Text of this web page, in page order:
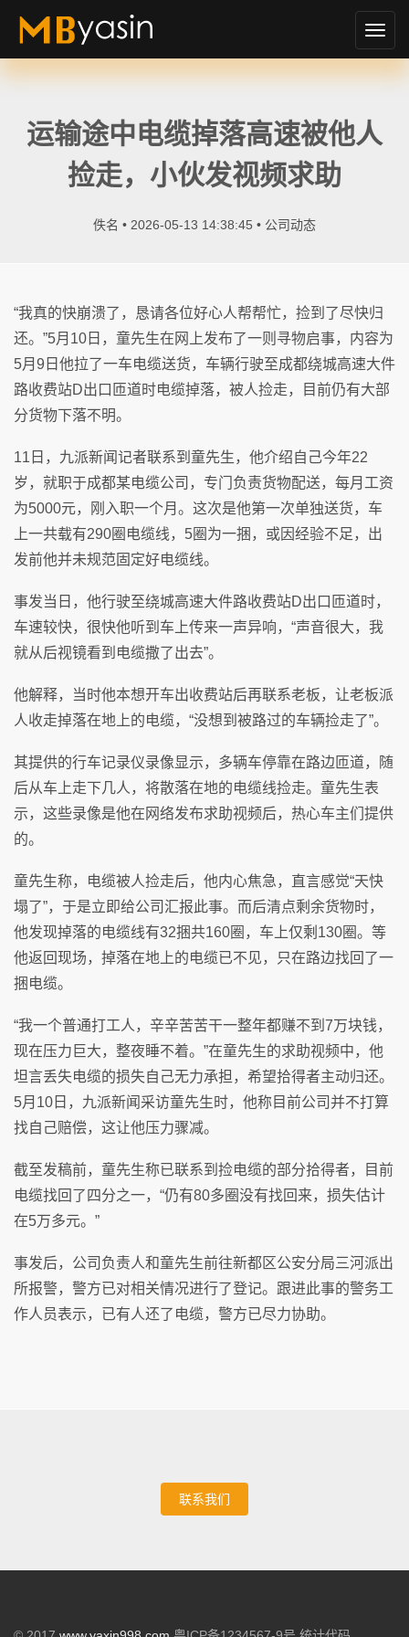
切
换
运输途中电缆掉落高速被他人
捡走，小伙发视频求助
佚名 • 2026-05-13 14:38:45 • 公司动态
“我真的快崩溃了，恳请各位好心人帮帮忙，捡到了尽快归
还。”5月10日，童先生在网上发布了一则寻物启事，内容为
5月9日他拉了一车电缆送货，车辆行驶至成都绕城高速大件
路收费站D出口匝道时电缆掉落，被人捡走，目前仍有大部
分货物下落不明。
11日，九派新闻记者联系到童先生，他介绍自己今年22
岁，就职于成都某电缆公司，专门负责货物配送，每月工资
为5000元，刚入职一个月。这次是他第一次单独送货，车
上一共载有290圈电缆线，5圈为一捆，或因经验不足，出
发前他并未规范固定好电缆线。
事发当日，他行驶至绕城高速大件路收费站D出口匝道时，
车速较快，很快他听到车上传来一声异响，“声音很大，我
就从后视镜看到电缆撒了出去”。
他解释，当时他本想开车出收费站后再联系老板，让老板派
人收走掉落在地上的电缆，“没想到被路过的车辆捡走了”。
其提供的行车记录仪录像显示，多辆车停靠在路边匝道，随
后从车上走下几人，将散落在地的电缆线捡走。童先生表
示，这些录像是他在网络发布求助视频后，热心车主们提供
的。
童先生称，电缆被人捡走后，他内心焦急，直言感觉“天快
塌了”，于是立即给公司汇报此事。而后清点剩余货物时，
他发现掉落的电缆线有32捆共160圈，车上仅剩130圈。等
他返回现场，掉落在地上的电缆已不见，只在路边找回了一
捆电缆。
“我一个普通打工人，辛辛苦苦干一整年都赚不到7万块钱，
现在压力巨大，整夜睡不着。”在童先生的求助视频中，他
坦言丢失电缆的损失自己无力承担，希望拾得者主动归还。
5月10日，九派新闻采访童先生时，他称目前公司并不打算
找自己赔偿，这让他压力骤减。
截至发稿前，童先生称已联系到捡电缆的部分拾得者，目前
电缆找回了四分之一，“仍有80多圈没有找回来，损失估计
在5万多元。”
事发后，公司负责人和童先生前往新都区公安分局三河派出
所报警，警方已对相关情况进行了登记。跟进此事的警务工
作人员表示，已有人还了电缆，警方已尽力协助。
联系我们